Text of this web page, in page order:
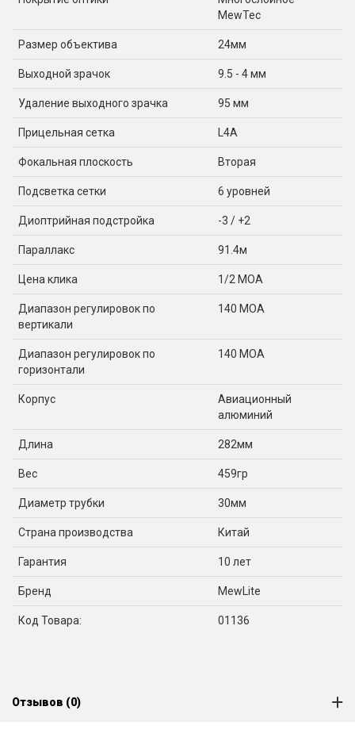
MewTec
Размер объектива 24мм
Выходной зрачок 9.5 - 4 мм
Удаление выходного зрачка 95 мм
Прицельная сетка L4A
Фокальная плоскость Вторая
Подсветка сетки 6 уровней
Диоптрийная подстройка -3 / +2
Параллакс 91.4м
Цена клика 1/2 MOA
Диапазон регулировок по
вертикали
140 MOA
Диапазон регулировок по
горизонтали
140 MOA
Корпус
Авиационный
алюминий
Длина 282мм
Вес 459гр
Диаметр трубки 30мм
Страна производства Китай
Гарантия 10 лет
Бренд MewLite
Код Товара: 01136
Отзывов (0)